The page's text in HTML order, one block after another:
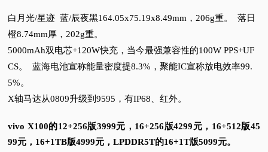
白月光/星迹 蓝/辰夜黑164.05x75.19x8.49mm，206g重。
落日
橙8.74mm厚，202g重。
5000mAh双电芯+120W快充，当今最强兼容性的100W PPS+UF
CS。
蓝海电池宣称能量密度提8.3%，聚能IC宣称放电效率99.
5%。
X轴马达从0809升级到9595，有IP68、红外。
vivo X100的12+256版3999元，16+256版4299元，16+512版45
99元，16+1TB版4999元，LPDDR5T的16+1T版5099元。